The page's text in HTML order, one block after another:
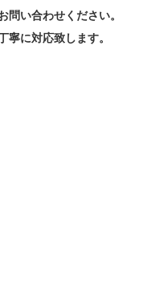
問い合わせください。
寧に対応致します。